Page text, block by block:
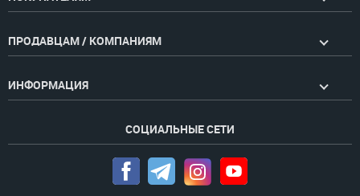
ПРОДАВЦАМ / КОМПАНИЯМ
ИНФОРМАЦИЯ
СОЦИАЛЬНЫЕ СЕТИ